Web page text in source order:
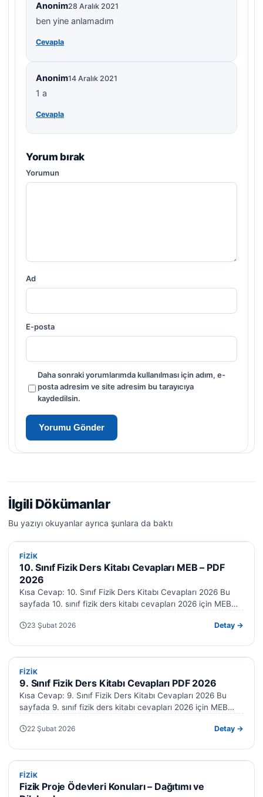
Anonim28 Aralık 2021
ben yine anlamadım
Cevapla
Anonim14 Aralık 2021
1 a
Cevapla
Yorum bırak
Yorumun
Ad
E-posta
Daha sonraki yorumlarımda kullanılması için adım, e-
posta adresim ve site adresim bu tarayıcıya
kaydedilsin.
İlgili Dökümanlar
Bu yazıyı okuyanlar ayrıca şunlara da baktı
FIZIK
FIZIK
10. Sınıf Fizik Ders Kitabı Cevapları MEB – PDF
2026
Kısa Cevap: 10. Sınıf Fizik Ders Kitabı Cevapları 2026 Bu
sayfada 10. sınıf fizik ders kitabı cevapları 2026 için MEB…
23 Şubat 2026 Detay →
FIZIK
FIZIK
9. Sınıf Fizik Ders Kitabı Cevapları PDF 2026
Kısa Cevap: 9. Sınıf Fizik Ders Kitabı Cevapları 2026 Bu
sayfada 9. sınıf fizik ders kitabı cevapları 2026 için MEB…
22 Şubat 2026 Detay →
FIZIK
FIZIK
Fizik Proje Ödevleri Konuları – Dağıtımı ve